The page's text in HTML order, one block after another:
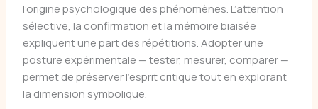
l’origine psychologique des phénomènes. L’attention
sélective, la confirmation et la mémoire biaisée
expliquent une part des répétitions. Adopter une
posture expérimentale — tester, mesurer, comparer —
permet de préserver l’esprit critique tout en explorant
la dimension symbolique.